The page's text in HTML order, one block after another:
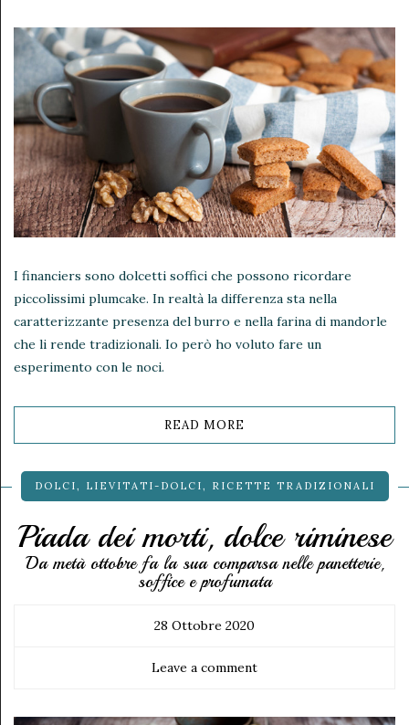
I financiers sono dolcetti soffici che possono ricordare
piccolissimi plumcake. In realtà la differenza sta nella
caratterizzante presenza del burro e nella farina di mandorle
che li rende tradizionali. Io però ho voluto fare un
esperimento con le noci.
READ MORE
DOLCI , LIEVITATI-DOLCI , RICETTE TRADIZIONALI
Piada dei morti, dolce riminese
Da metà ottobre fa la sua comparsa nelle panetterie,
soffice e profumata
28 Ottobre 2020
Leave a comment